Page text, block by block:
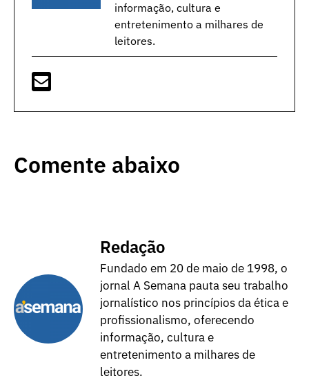
informação, cultura e
entretenimento a milhares de
leitores.
Comente abaixo
Redação
Fundado em 20 de maio de 1998, o
jornal A Semana pauta seu trabalho
jornalístico nos princípios da ética e
profissionalismo, oferecendo
informação, cultura e
entretenimento a milhares de
leitores.